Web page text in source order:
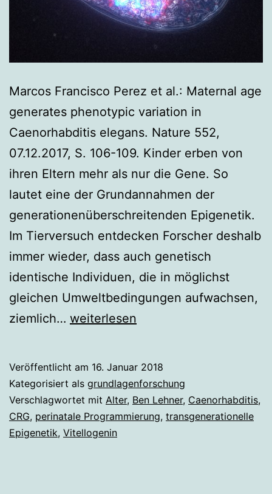
Marcos Francisco Perez et al.: Maternal age
generates phenotypic variation in
Caenorhabditis elegans. Nature 552,
07.12.2017, S. 106-109. Kinder erben von
ihren Eltern mehr als nur die Gene. So
lautet eine der Grundannahmen der
generationenüberschreitenden Epigenetik.
Im Tierversuch entdecken Forscher deshalb
immer wieder, dass auch genetisch
identische Individuen, die in möglichst
gleichen Umweltbedingungen aufwachsen,
ziemlich… Das
weiterlesen
Veröffentlicht am 16. Januar 2018
Kategorisiert als grundlagenforschung
Verschlagwortet mit Alter, Ben Lehner, Caenorhabditis,
CRG, perinatale Programmierung, transgenerationelle
Epigenetik, Vitellogenin